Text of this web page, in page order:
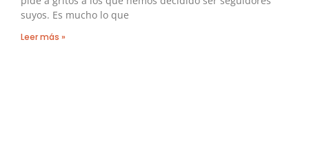
suyos. Es mucho lo que
Leer más »